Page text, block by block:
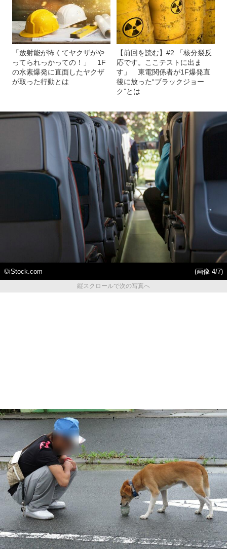
「放射能が怖くてヤクザがや
ってられっかっての！」 1F
の水素爆発に直面したヤクザ
が取った行動とは
【前回を読む】#2 「核分裂反
応です。ここテストに出ま
す」 東電関係者が1F爆発直
後に放った“ブラックジョー
ク”とは
©iStock.com
(画像 4/7)
縦スクロールで次の写真へ